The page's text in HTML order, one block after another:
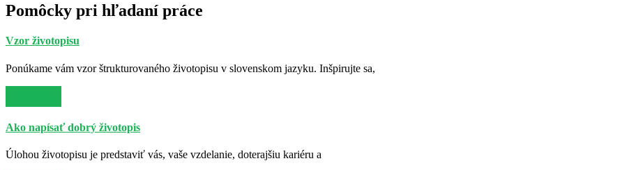
Pomôcky pri hľadaní práce
Vzor životopisu
Ponúkame vám vzor štrukturovaného životopisu v slovenskom jazyku. Inšpirujte sa,
Ako napísať dobrý životopis
Úlohou životopisu je predstaviť vás, vaše vzdelanie, doterajšiu kariéru a